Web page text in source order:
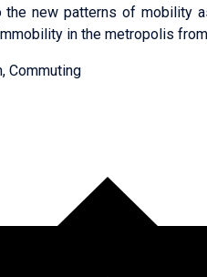
new patterns of mobility
in the metropolis
Commuting